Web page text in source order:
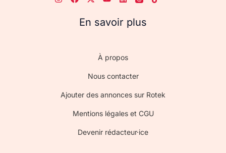
En savoir plus
À propos
Nous contacter
Ajouter des annonces sur Rotek
Mentions légales et CGU
Devenir rédacteur·ice